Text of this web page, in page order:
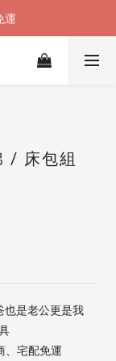
折
運
/ 床包組
也是老公更是我
、宅配免運